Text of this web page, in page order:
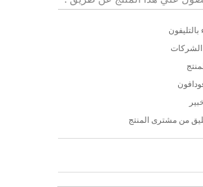
بالتليفون
الشركات
من مشترى المنتج